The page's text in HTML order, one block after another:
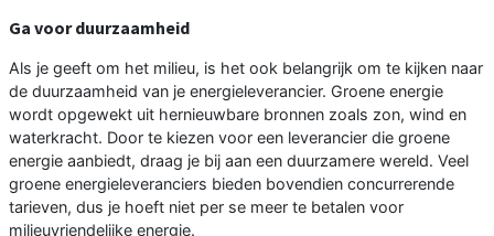
Ga voor duurzaamheid
Als je geeft om het milieu, is het ook belangrijk om te kijken naar
de duurzaamheid van je energieleverancier. Groene energie
wordt opgewekt uit hernieuwbare bronnen zoals zon, wind en
waterkracht. Door te kiezen voor een leverancier die groene
energie aanbiedt, draag je bij aan een duurzamere wereld. Veel
groene energieleveranciers bieden bovendien concurrerende
tarieven, dus je hoeft niet per se meer te betalen voor
milieuvriendelijke energie.